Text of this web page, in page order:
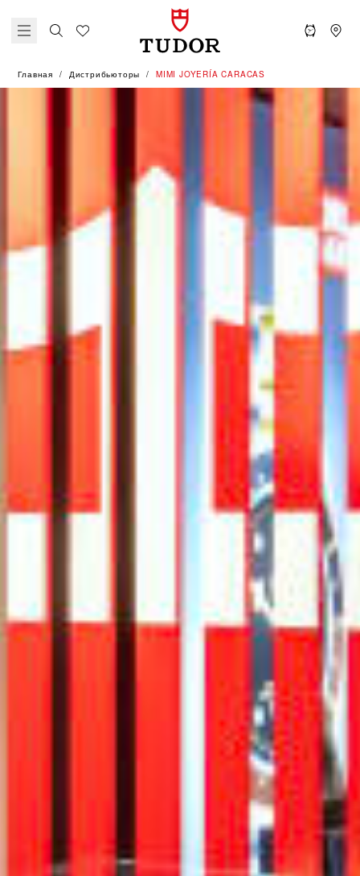
Главная Дистрибьюторы ‭MIMI JOYERÍA CARACAS‬